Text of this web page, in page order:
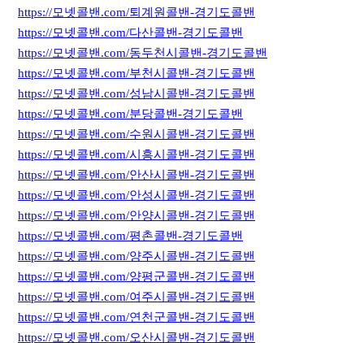
https://모넷콜밴.com/퇴계원콜밴-경기도콜밴
https://모넷콜밴.com/다산콜밴-경기도콜밴
https://모넷콜밴.com/동두천시콜밴-경기도콜밴
https://모넷콜밴.com/부천시콜밴-경기도콜밴
https://모넷콜밴.com/성남시콜밴-경기도콜밴
https://모넷콜밴.com/분당콜밴-경기도콜밴
https://모넷콜밴.com/수원시콜밴-경기도콜밴
https://모넷콜밴.com/시흥시콜밴-경기도콜밴
https://모넷콜밴.com/안산시콜밴-경기도콜밴
https://모넷콜밴.com/안성시콜밴-경기도콜밴
https://모넷콜밴.com/안양시콜밴-경기도콜밴
https://모넷콜밴.com/평촌콜밴-경기도콜밴
https://모넷콜밴.com/양주시콜밴-경기도콜밴
https://모넷콜밴.com/양평군콜밴-경기도콜밴
https://모넷콜밴.com/여주시콜밴-경기도콜밴
https://모넷콜밴.com/연천군콜밴-경기도콜밴
https://모넷콜밴.com/오산시콜밴-경기도콜밴